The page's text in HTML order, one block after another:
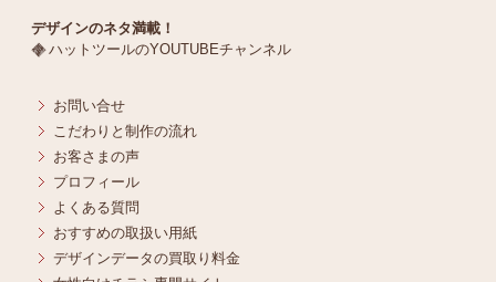
デザインのネタ満載！
ハットツールのYOUTUBEチャンネル
お問い合せ
こだわりと制作の流れ
お客さまの声
プロフィール
よくある質問
おすすめの取扱い用紙
デザインデータの買取り料金